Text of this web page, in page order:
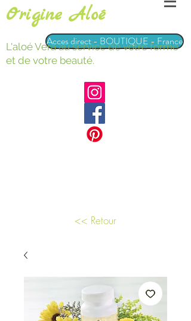
Acces direct - BOUTIQUE - France
Origine Aloé
L'aloé Vera au service de votre forme
et de votre beauté.
<< Retour